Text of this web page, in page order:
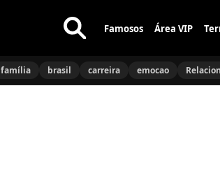
Buscar
no
Famosos Área VIP
família brasil carreira emocao